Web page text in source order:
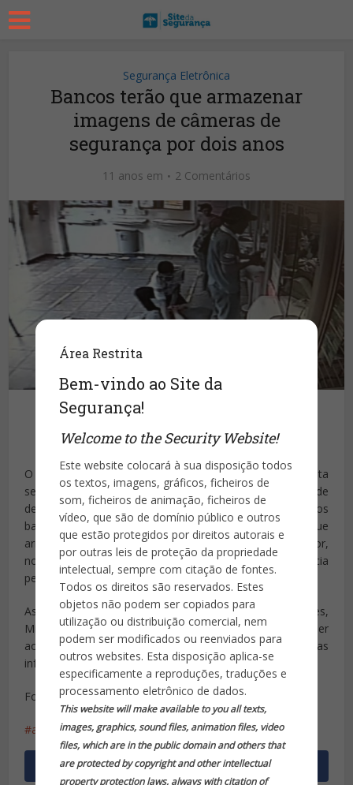
Área Restrita
Bem-vindo ao Site da
Segurança!
Welcome to the Security Website!
Este website colocará à sua disposição todos
os textos, imagens, gráficos, ficheiros de
som, ficheiros de animação, ficheiros de
vídeo, que são de domínio público e outros
que estão protegidos por direitos autorais e
por outras leis de proteção da propriedade
intelectual, sempre com citação de fontes.
Todos os direitos são reservados. Estes
objetos não podem ser copiados para
utilização ou distribuição comercial, nem
podem ser modificados ou reenviados para
outros websites. Esta disposição aplica-se
especificamente a reproduções, traduções e
processamento eletrônico de dados.
This website will make available to you all texts,
images, graphics, sound files, animation files, video
files, which are in the public domain and others that
are protected by copyright and other intellectual
property protection laws, always with citation of
Segurança Eletrônica
Bancos terão que armazenar
imagens de câmeras de
segurança por dois anos
11 anos em 2 Comentários
Publicado porSite da Segurança
O governador Luiz Fernando Pezão sancionou, nesta
sexta-feira (15/1), a alteração da Lei 3.162, de 30 de
dezembro de 1998. A partir de hoje, os estabelecimentos
bancários do estado do Rio de Janeiro terão que
armazenar as imagens de suas câmeras de segurança por,
no mínimo, dois anos. A lei original não estabelecia
período obrigatório para o arquivamento.
As imagens vão poder ser requisitadas por juízes,
Ministério Público e por autoridade policial, para atender
aos procedimentos processuais ou para a apuração das
infrações penais.
Fonte: www.jb.com.br
agência bancos câmeras imagens Lei 3.162